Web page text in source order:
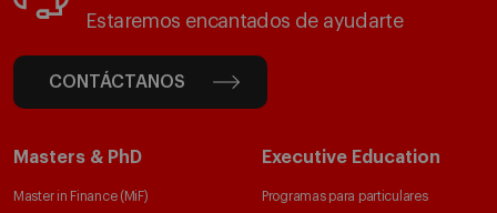
Estaremos encantados de ayudarte
CONTÁCTANOS
Masters & PhD
Master in Finance (MiF)
Executive Education
Programas para particulares